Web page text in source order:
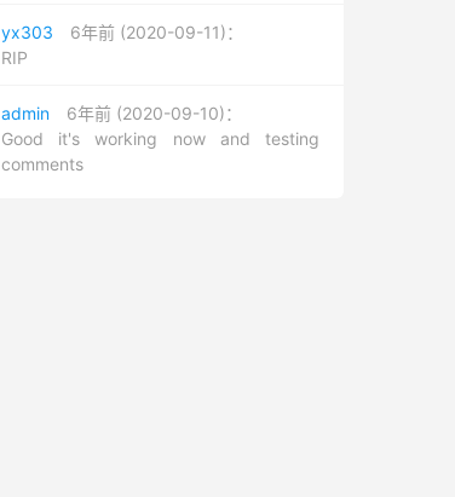
yx303
6年前 (2020-09-11)：
RIP
admin
6年前 (2020-09-10)：
Good it's working now and testing
comments